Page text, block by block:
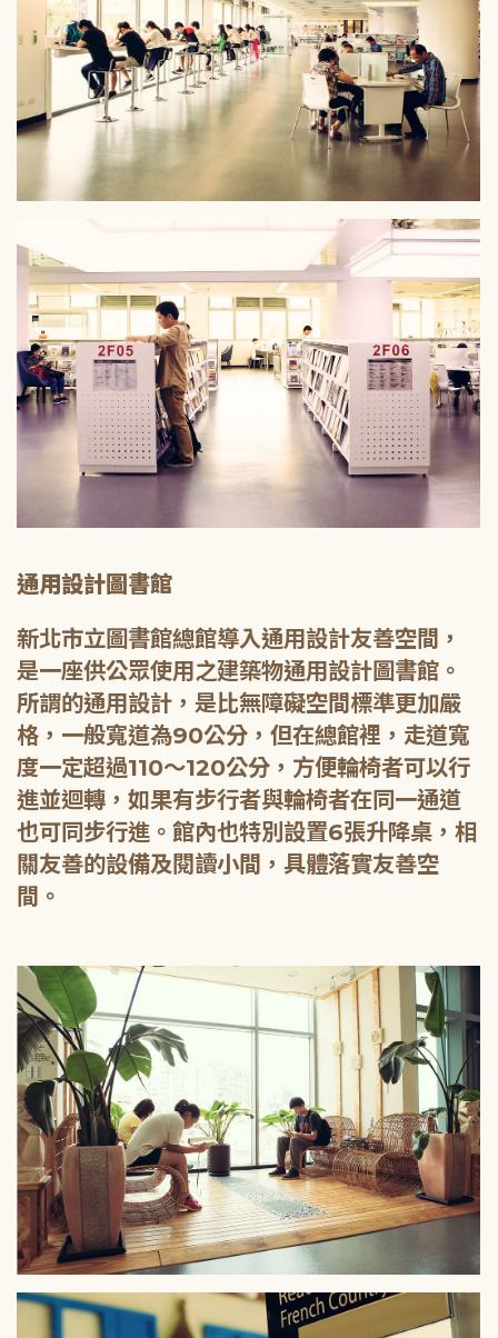
通用設計圖書館
新北市立圖書館總館導入通用設計友善空間，
是一座供公眾使用之建築物通用設計圖書館。
所謂的通用設計，是比無障礙空間標準更加嚴
格，一般寬道為90公分，但在總館裡，走道寬
度一定超過110～120公分，方便輪椅者可以行
進並迴轉，如果有步行者與輪椅者在同一通道
也可同步行進。館內也特別設置6張升降桌，相
關友善的設備及閱讀小間，具體落實友善空
間。